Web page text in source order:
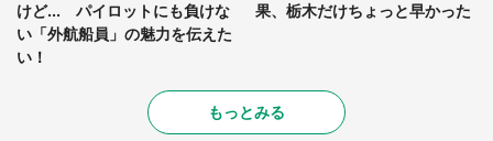
けど... パイロットにも負けな
い「外航船員」の魅力を伝えた
い！
果、栃木だけちょっと早かった
もっとみる